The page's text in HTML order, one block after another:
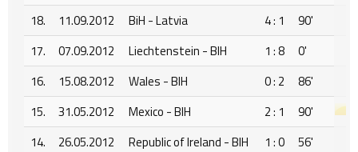
18.
11.09.2012 BiH - Latvia 4 : 1
90'
17.
07.09.2012 Liechtenstein - BIH 1 : 8
0'
16.
15.08.2012 Wales - BIH 0 : 2
86'
15.
31.05.2012 Mexico - BIH 2 : 1
90'
14.
26.05.2012 Republic of Ireland - BIH 1 : 0
56'